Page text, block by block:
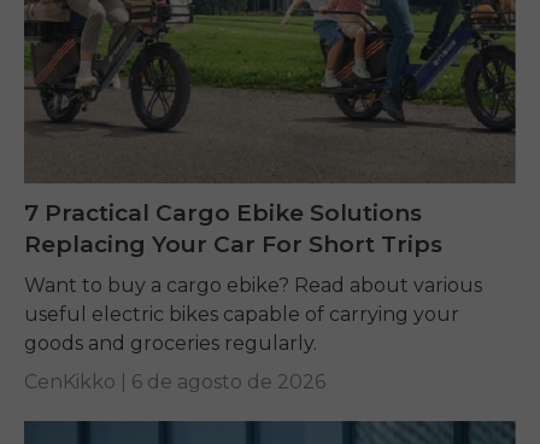
7 Practical Cargo Ebike Solutions
Replacing Your Car For Short Trips
Want to buy a cargo ebike? Read about various
useful electric bikes capable of carrying your
goods and groceries regularly.
CenKikko | 6 de agosto de 2026